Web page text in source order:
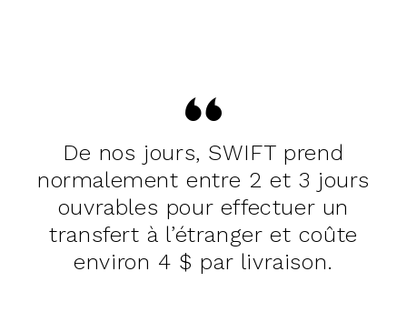
De nos jours, SWIFT prend
normalement entre 2 et 3 jours
ouvrables pour effectuer un
transfert à l’étranger et coûte
environ 4 $ par livraison.